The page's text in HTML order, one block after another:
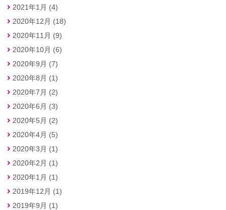
2021年1月 (4)
2020年12月 (18)
2020年11月 (9)
2020年10月 (6)
2020年9月 (7)
2020年8月 (1)
2020年7月 (2)
2020年6月 (3)
2020年5月 (2)
2020年4月 (5)
2020年3月 (1)
2020年2月 (1)
2020年1月 (1)
2019年12月 (1)
2019年9月 (1)